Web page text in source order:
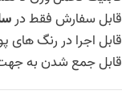
قابل سفارش فقط در
قابل اجرا در رنگ
قابل جمع شدن به